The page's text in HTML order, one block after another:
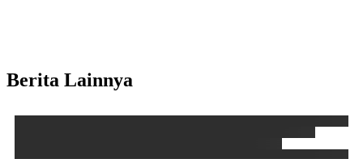
Berita Lainnya